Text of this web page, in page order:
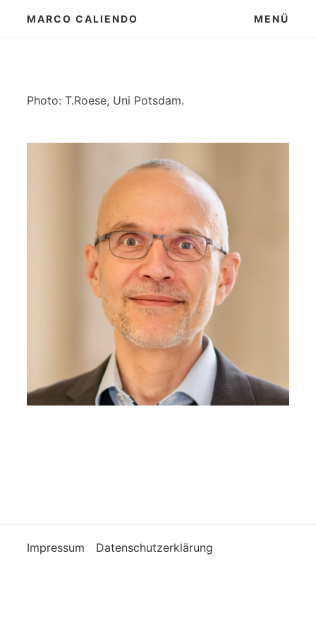
InhaltMARCO CALIENDO MENÜ
Photo: T.Roese, Uni Potsdam.
Impressum Datenschutzerklärung